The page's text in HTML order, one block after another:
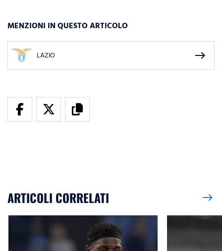
MENZIONI IN QUESTO ARTICOLO
LAZIO east
ARTICOLI CORRELATI east